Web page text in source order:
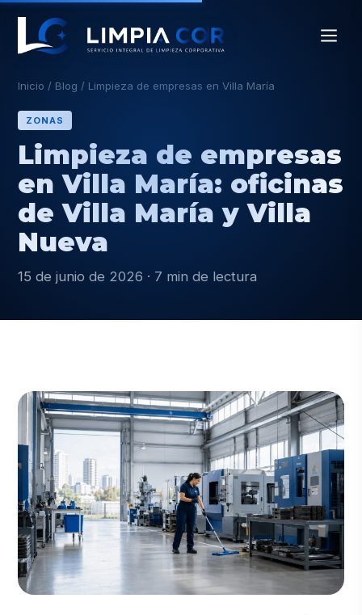
Inicio / Blog / Limpieza de empresas en Villa María
ZONAS
Limpieza de empresas
en Villa María: oficinas
de Villa María y Villa
Nueva
15 de junio de 2026 · 7 min de lectura